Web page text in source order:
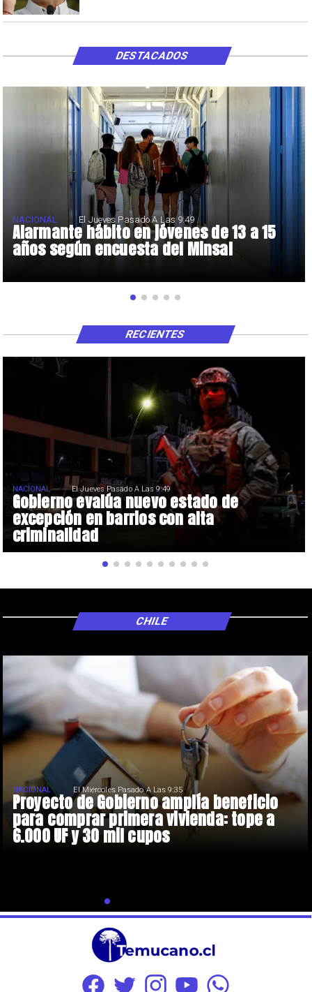
Alarmante hábito en jóvenes de 13 a 15
años según encuesta del Minsal
NACIONAL El Jueves Pasado A Las 9:49
DESTACADOS
Gobierno evalúa nuevo estado de
excepción en barrios con alta
criminalidad
NACIONAL El Jueves Pasado A Las 9:49
RECIENTES
Proyecto de Gobierno amplía beneficio
para comprar primera vivienda: tope a
6.000 UF y 30 mil cupos
NACIONAL El Miércoles Pasado A Las 9:35
CHILE